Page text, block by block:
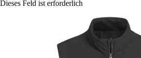
Dieses Feld ist erforderlich